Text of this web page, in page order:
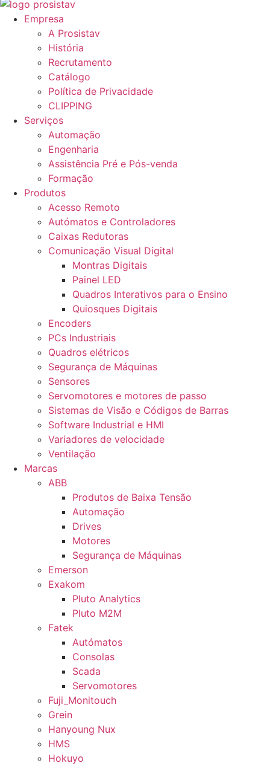
Empresa
A Prosistav
História
Recrutamento
Catálogo
Política de Privacidade
CLIPPING
Serviços
Automação
Engenharia
Assistência Pré e Pós-venda
Formação
Produtos
Acesso Remoto
Autómatos e Controladores
Caixas Redutoras
Comunicação Visual Digital
Montras Digitais
Painel LED
Quadros Interativos para o Ensino
Quiosques Digitais
Encoders
PCs Industriais
Quadros elétricos
Segurança de Máquinas
Sensores
Servomotores e motores de passo
Sistemas de Visão e Códigos de Barras
Software Industrial e HMI
Variadores de velocidade
Ventilação
Marcas
ABB
Produtos de Baixa Tensão
Automação
Drives
Motores
Segurança de Máquinas
Emerson
Exakom
Pluto Analytics
Pluto M2M
Fatek
Autómatos
Consolas
Scada
Servomotores
Fuji_Monitouch
Grein
Hanyoung Nux
HMS
Hokuyo